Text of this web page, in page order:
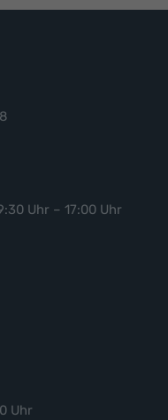
Uhr – 17:00 Uhr
Uhr